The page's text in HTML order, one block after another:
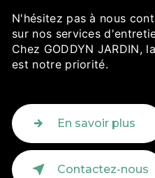
N'hésitez pas à nous
sur nos services
Chez GODDYN JARDIN,
est notre priorité.
En savoir plus
Contactez-nous